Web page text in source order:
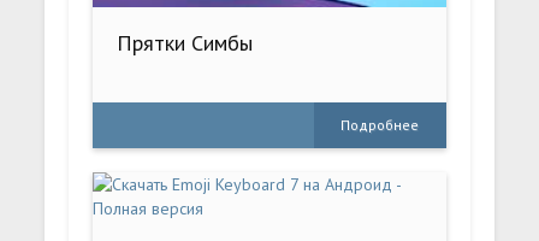
Прятки Симбы
Подробнее